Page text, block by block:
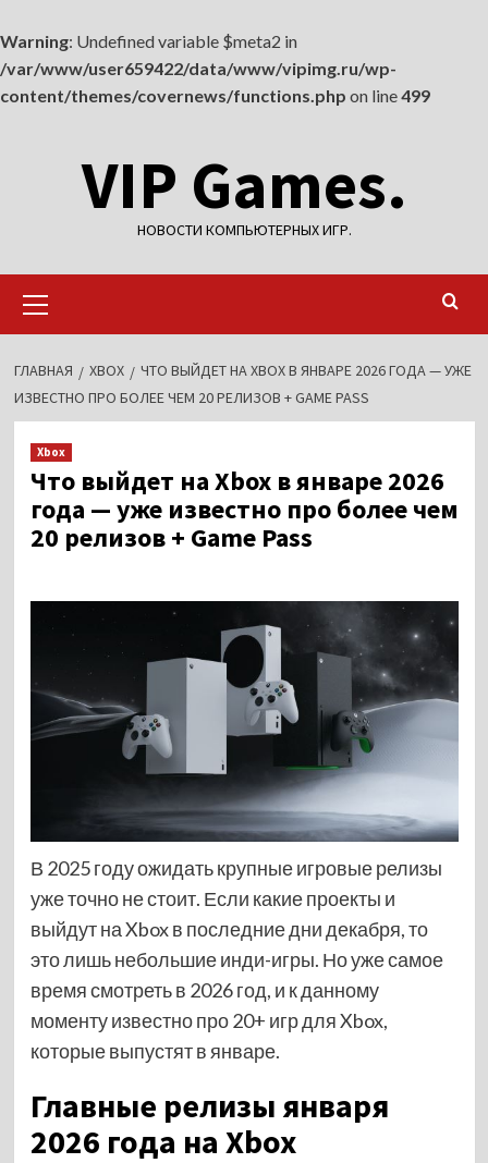
Warning: Undefined variable $meta2 in
/var/www/user659422/data/www/vipimg.ru/wp-
content/themes/covernews/functions.php on line499
содержимомуVIP Games.
НОВОСТИ КОМПЬЮТЕРНЫХ ИГР.
меню
ГЛАВНАЯ XBOX
ЧТО ВЫЙДЕТ НА XBOX В ЯНВАРЕ 2026 ГОДА — УЖЕ
ИЗВЕСТНО ПРО БОЛЕЕ ЧЕМ 20 РЕЛИЗОВ + GAME PASS
Xbox
Что выйдет на Xbox в январе 2026
года — уже известно про более чем
20 релизов + Game Pass
В 2025 году ожидать крупные игровые релизы
уже точно не стоит. Если какие проекты и
выйдут на Xbox в последние дни декабря, то
это лишь небольшие инди-игры. Но уже самое
время смотреть в 2026 год, и к данному
моменту известно про 20+ игр для Xbox,
которые выпустят в январе.
Главные релизы января
2026 года на Xbox